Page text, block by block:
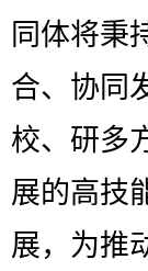
同体将秉
合、协同
校、研多
展的高技
展，为推